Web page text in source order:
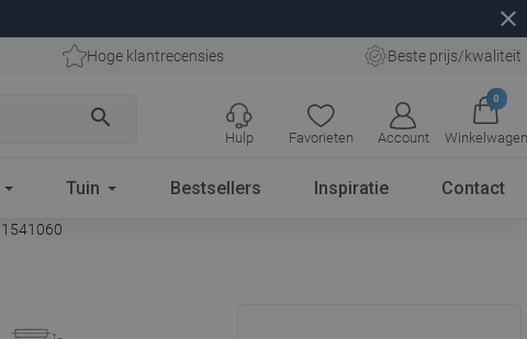
close
Hoge klantrecensies Beste prijs/kwaliteit
search
Favorieten Account
0
Winkelwagen
Hulp
Tuin Bestsellers Inspiratie Contact